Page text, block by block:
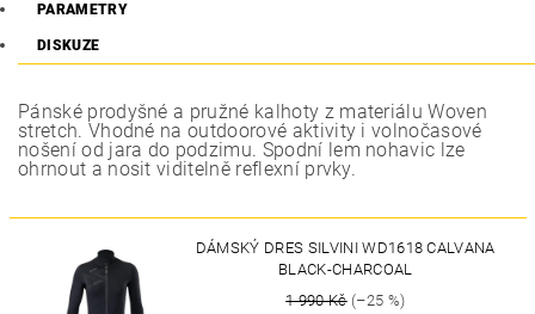
PARAMETRY
DISKUZE
Pánské prodyšné a pružné kalhoty z materiálu Woven
stretch. Vhodné na outdoorové aktivity i volnočasové
nošení od jara do podzimu. Spodní lem nohavic lze
ohrnout a nosit viditelně reflexní prvky.
DÁMSKÝ DRES SILVINI WD1618 CALVANA
BLACK-CHARCOAL
1 990 Kč(–25 %)